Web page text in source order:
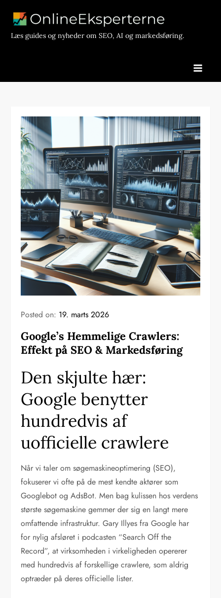
contentLæs guides og nyheder om SEO, AI og markedsføring.
Posted on: 19. marts 2026
Google’s Hemmelige Crawlers:
Effekt på SEO & Markedsføring
Den skjulte hær:
Google benytter
hundredvis af
uofficielle crawlere
Når vi taler om søgemaskineoptimering (SEO),
fokuserer vi ofte på de mest kendte aktører som
Googlebot og AdsBot. Men bag kulissen hos verdens
største søgemaskine gemmer der sig en langt mere
omfattende infrastruktur. Gary Illyes fra Google har
for nylig afsløret i podcasten “Search Off the
Record”, at virksomheden i virkeligheden opererer
med hundredvis af forskellige crawlere, som aldrig
optræder på deres officielle lister.